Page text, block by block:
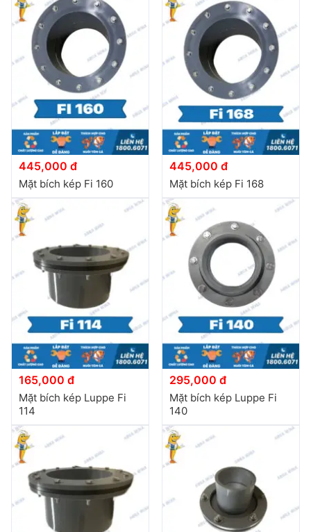
445,000 đ
Mặt bích kép Fi 160
445,000 đ
Mặt bích kép Fi 168
165,000 đ
Mặt bích kép Luppe Fi
114
295,000 đ
Mặt bích kép Luppe Fi
140